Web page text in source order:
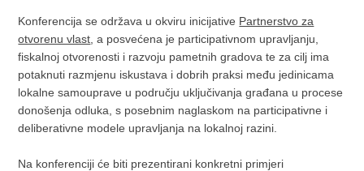
Konferencija se održava u okviru inicijative Partnerstvo za
otvorenu vlast , a posvećena je participativnom upravljanju,
fiskalnoj otvorenosti i razvoju pametnih gradova te za cilj ima
potaknuti razmjenu iskustava i dobrih praksi među jedinicama
lokalne samouprave u području uključivanja građana u procese
donošenja odluka, s posebnim naglaskom na participativne i
deliberativne modele upravljanja na lokalnoj razini.
Na konferenciji će biti prezentirani konkretni primjeri